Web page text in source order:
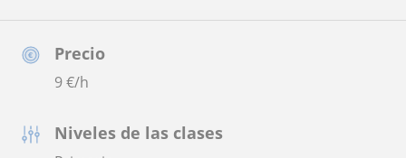
Precio
9€/h
Niveles de las clases